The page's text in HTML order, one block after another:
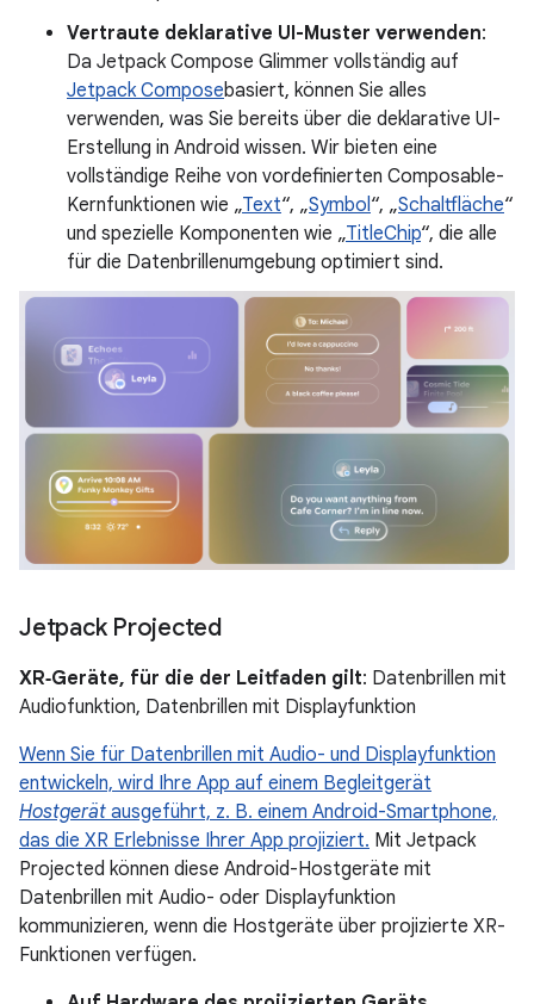
Vertraute deklarative UI-Muster verwenden:
Da Jetpack Compose Glimmer vollständig auf
Jetpack Composebasiert, können Sie alles
verwenden, was Sie bereits über die deklarative UI-
Erstellung in Android wissen. Wir bieten eine
vollständige Reihe von vordefinierten Composable-
Kernfunktionen wie „Text“, „Symbol “, „Schaltfläche“
und spezielle Komponenten wie „TitleChip“, die alle
für die Datenbrillenumgebung optimiert sind.
Jetpack Projected
XR‑Geräte, für die der Leitfaden gilt: Datenbrillen mit
Audiofunktion, Datenbrillen mit Displayfunktion
Wenn Sie für Datenbrillen mit Audio- und Displayfunktion
entwickeln, wird Ihre App auf einem Begleitgerät
Hostgerät ausgeführt, z. B. einem Android-Smartphone,
das die XR Erlebnisse Ihrer App projiziert. Mit Jetpack
Projected können diese Android-Hostgeräte mit
Datenbrillen mit Audio- oder Displayfunktion
kommunizieren, wenn die Hostgeräte über projizierte XR-
Funktionen verfügen.